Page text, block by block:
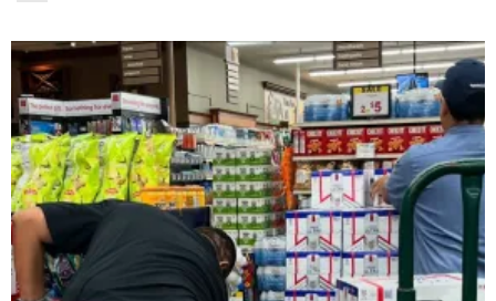
が好評です。VIPレベルは降格しないシステムで、ライジン
第7位 Rainbet
レビューを読む
レインベットは、2023年に開業した暗号通貨専用の次世代
類以上のスロットゲームにプラスして、スポーツギャンブ
日本で人気のインターネットカジノゲームの種類
ネットカジノを開始する前に、どんなプレイがあるか理解